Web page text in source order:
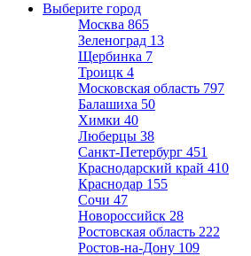
Выберите город
Москва 865
Зеленоград 13
Щербинка 7
Троицк 4
Московская область 797
Балашиха 50
Химки 40
Люберцы 38
Санкт-Петербург 451
Краснодарский край 410
Краснодар 155
Сочи 47
Новороссийск 28
Ростовская область 222
Ростов-на-Дону 109